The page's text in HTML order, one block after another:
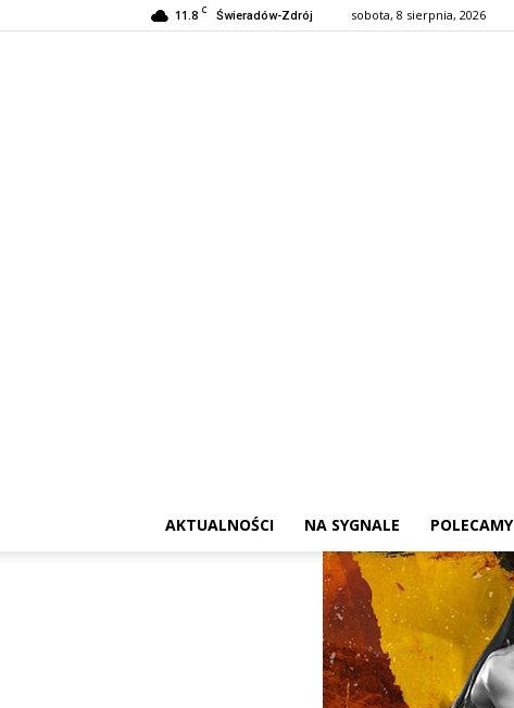
11.8 C Świeradów-Zdrój sobota, 8 sierpnia, 2026
AKTUALNOŚCI NA SYGNALE POLECAMY